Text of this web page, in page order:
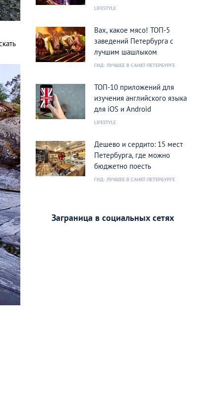
LIFESTYLE
Вах, какое мясо! ТОП-5
заведений Петербурга с
лучшим шашлыком
ГИД: ЛУЧШЕЕ В САНКТ-ПЕТЕРБУРГЕ
ТОП-10 приложений для
изучения английского языка
для iOS и Android
LIFESTYLE
Дешево и сердито: 15 мест
Петербурга, где можно
бюджетно поесть
ГИД: ЛУЧШЕЕ В САНКТ-ПЕТЕРБУРГЕ
Заграница в социальных сетях